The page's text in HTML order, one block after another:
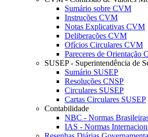
Sumário sobre CVM
Instruções CVM
Notas Explicativas CVM
Deliberações CVM
Ofícios Circulares CVM
Pareceres de Orientação
SUSEP - Superintendência de
Sumário SUSEP
Resoluções CNSP
Circulares SUSEP
Cartas Circulares SUSEP
Contabilidade
NBC - Normas
IAS - Normas